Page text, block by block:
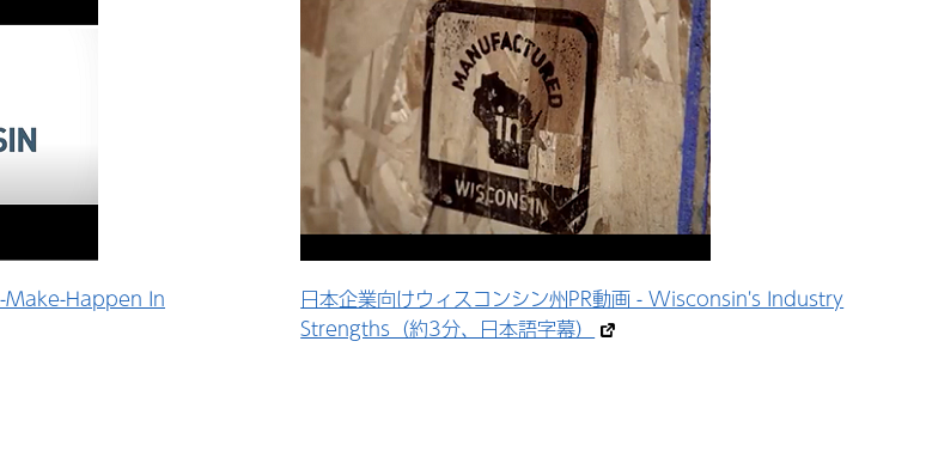
Make-Happen In
日本企業向けウィスコンシン州PR動画 - Wisconsin's Industry
Strengths（約3分、日本語字幕）